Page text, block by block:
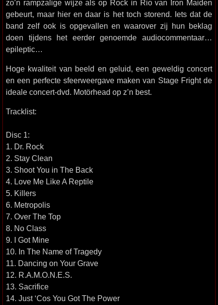
zo’n rampzalige wijze als op Rock in Rio van Iron Maiden
gebeurt, maar hier en daar is het toch storend. Iets dat de
band zelf ook is opgevallen en waarover zij hun beklag
doen tijdens het eerder genoemde audiocommentaar…
epileptic…
Hoge kwaliteit van beeld en geluid, een geweldig concert
en een perfecte sfeerweergave maken van Stage Fright de
ideale concert-dvd. Motörhead op z’n best.
Tracklist:
Disc 1:
1. Dr. Rock
2. Stay Clean
3. Shoot You in The Back
4. Love Me Like A Reptile
5. Killers
6. Metropolis
7. Over The Top
8. No Class
9. I Got Mine
10. In The Name of Tragedy
11. Dancing on Your Grave
12. R.A.M.O.N.E.S.
13. Sacrifice
14. Just ‘Cos You Got The Power